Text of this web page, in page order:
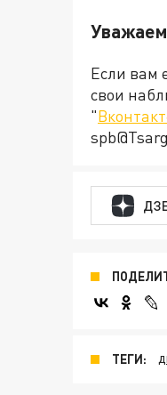
Если вам
свои
"
ТЕГИ: